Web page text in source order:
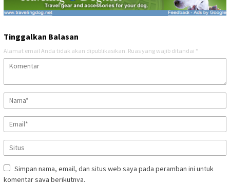
Tinggalkan Balasan
Alamat email Anda tidak akan dipublikasikan. Ruas yang wajib ditandai *
Simpan nama, email, dan situs web saya pada peramban ini untuk
komentar saya berikutnya.